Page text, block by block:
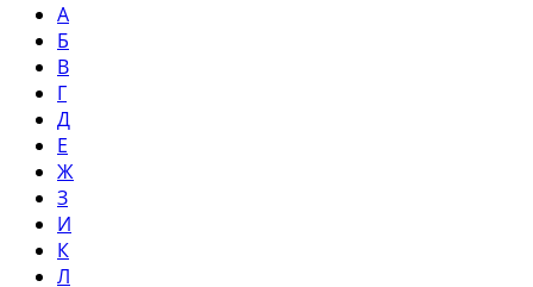
А
Б
В
Г
Д
Е
Ж
З
И
К
Л